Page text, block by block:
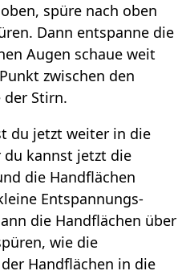
spüre nach oben
Dann entspanne die
Augen schaue weit
zwischen den
Stirn.
du jetzt weiter in die
kannst jetzt die
die Handflächen
Entspannungs-
die Handflächen über
wie die
Handflächen in die